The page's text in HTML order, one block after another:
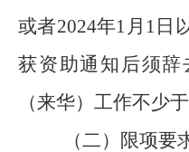
或者2024年1 月 1 日
获资助通知后须辞
（来华）工作不少于
（二）限项要